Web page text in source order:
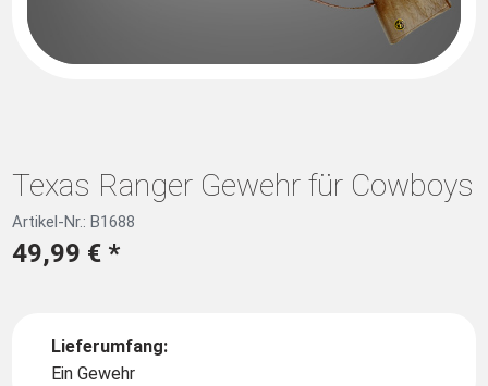
Texas Ranger Gewehr für Cowboys
Artikel-Nr.: B1688
49,99 € *
Lieferumfang:
Ein Gewehr